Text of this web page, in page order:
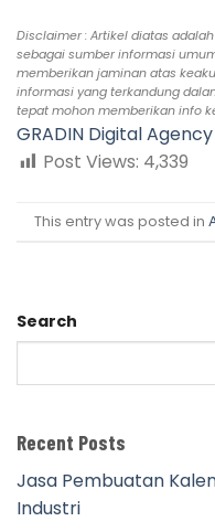
Disclaimer : Artikel diatas
sebagai sumber informasi umum.
memberikan jaminan atas
informasi yang terkandung
tepat mohon memberikan info
GRADIN Digital Agency
Post Views: 4,339
This entry was posted in
Search
Recent Posts
Jasa Pembuatan
Industri